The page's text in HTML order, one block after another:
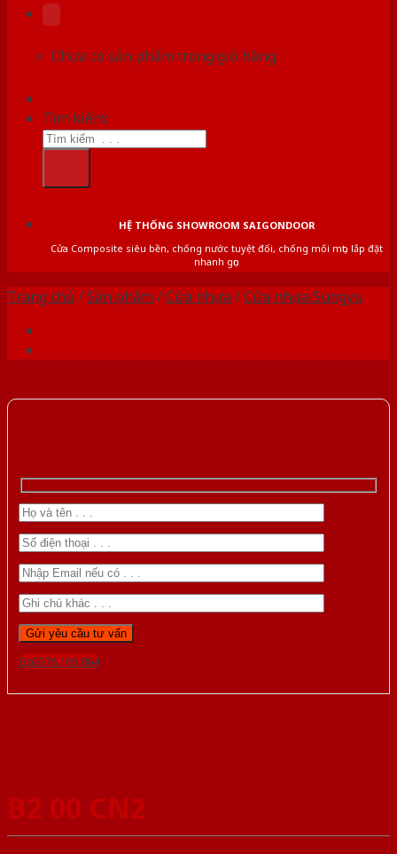
Chưa có sản phẩm trong giỏ hàng.
Tìm kiếm:
HỆ THỐNG SHOWROOM SAIGONDOOR
Cửa Composite siêu bền, chống nước tuyệt đối, chống mối mọt, lắp đặt
nhanh gọn
Trang chủ /Sản phẩm /Cửa nhựa /Cửa nhựa Sungyu
Gọi 0976.169.864
B2 00 CN2